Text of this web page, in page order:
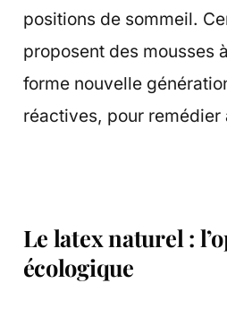
positions de sommeil.
proposent des mousses
forme nouvelle
réactives, pour remédier
Le latex naturel :
écologique